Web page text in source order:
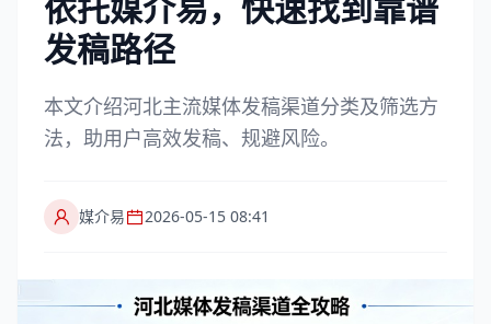
发稿路径
本文介绍河北主流媒体发稿渠道分类及筛选方
法，助用户高效发稿、规避风险。
媒介易 2026-05-15 08:41